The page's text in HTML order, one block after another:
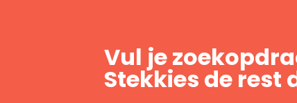
Vul je
Stekkies de rest